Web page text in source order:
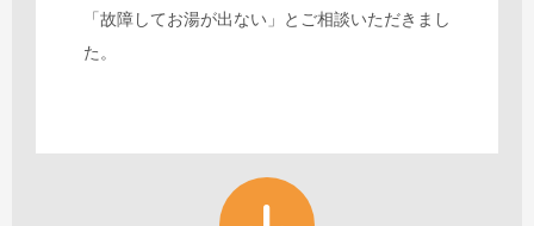
「故障してお湯が出ない」とご相談いただきまし
た。